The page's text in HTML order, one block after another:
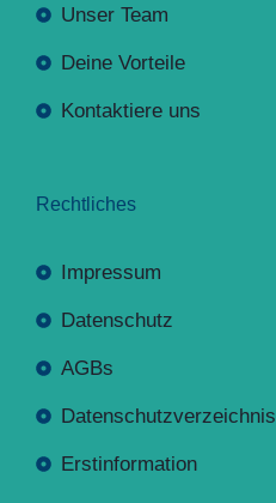
Unser Team
Deine Vorteile
Kontaktiere uns
Rechtliches
Impressum
Datenschutz
AGBs
Datenschutzverzeichnis
Erstinformation